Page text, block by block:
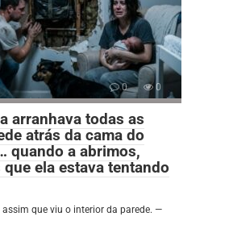
0 0
arranhava todas as
atrás da cama do
quando a abrimos,
ela estava tentando
que viu o interior da parede. —